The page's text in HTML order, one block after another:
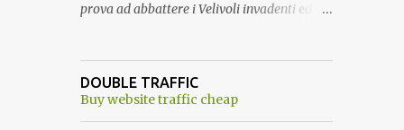
prova ad abbattere i Velivoli invadenti ed
alcuna notizia di un'invasione dello spazio
aereo NATO da parte di un robot chiamato
DOUBLE TRAFFIC
Buy website traffic cheap